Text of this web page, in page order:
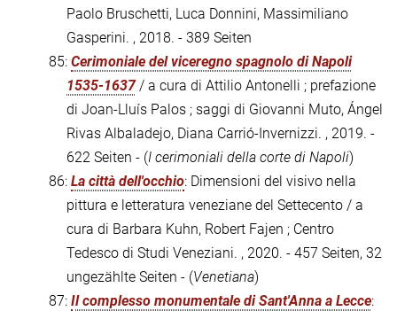
Paolo Bruschetti, Luca Donnini, Massimiliano
Gasperini. , 2018. - 389 Seiten
85: Cerimoniale del viceregno spagnolo di Napoli
1535-1637/ a cura di Attilio Antonelli ; prefazione
di Joan-Lluís Palos ; saggi di Giovanni Muto, Ángel
Rivas Albaladejo, Diana Carrió-Invernizzi. , 2019. -
622 Seiten - (I cerimoniali della corte di Napoli)
86: La città dell'occhio: Dimensioni del visivo nella
pittura e letteratura veneziane del Settecento / a
cura di Barbara Kuhn, Robert Fajen ; Centro
Tedesco di Studi Veneziani. , 2020. - 457 Seiten, 32
ungezählte Seiten - (Venetiana)
87: Il complesso monumentale di Sant'Anna a Lecce: